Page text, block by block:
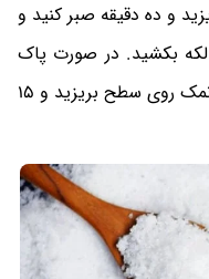
و ده دقیقه صبر کنید و
بکشید. در صورت پاک
نشدن لکه ها، دوباره آب لیمو با کمی نمک روی سطح بریزید و 15